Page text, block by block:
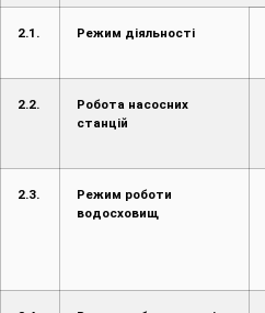
2.1. Режим діяльності
2.2.
Робота насосних
станцій
2.3.
Режим роботи
водосховищ